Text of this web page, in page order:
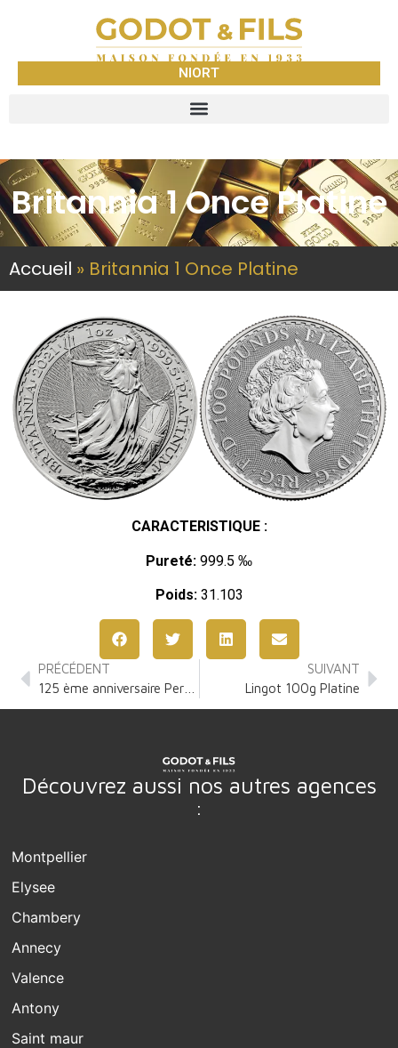
NIORT
Britannia 1 Once Platine
Accueil » Britannia 1 Once Platine
CARACTERISTIQUE :
Pureté: 999.5 ‰
Poids:31.103
PRÉCÉDENT
SUIVANT
Lingot 100g Platine
Découvrez aussi nos autres agences
:
Montpellier
Elysee
Chambery
Annecy
Valence
Antony
Saint maur